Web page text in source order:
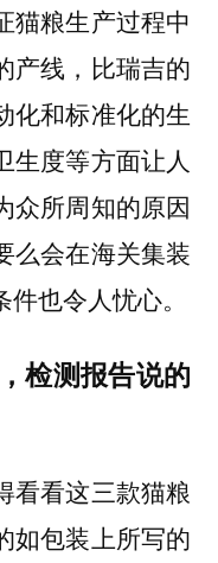
猫粮生产过程中
产线，比瑞吉的
化和标准化的生
生度等方面让人
众所周知的原因
么会在海关集装
也令人忧心。
检测报告说的
看看这三款猫粮
如包装上所写的